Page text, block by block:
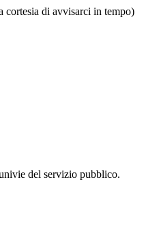
cortesia di avvisarci in tempo)
del servizio pubblico.